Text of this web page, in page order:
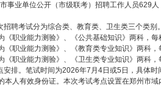
事业单位公开（市级联考）招聘工作人员629人
招聘考试分为综合类、教育类、卫生类三个类别
《职业能力测验》、《公共基础知识》两科，
《职业能力测验》、《教育类专业知识》两科
《职业能力测验》、《卫生类专业知识》两科
安排。笔试时间为2026年7月4日或5日，具体
本人有效身份证。本次考试考点设置在郑州市域